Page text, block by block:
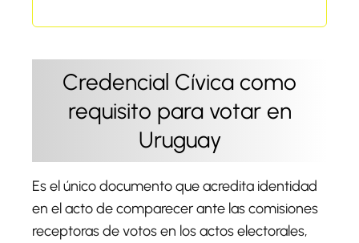
Credencial Cívica como
requisito para votar en
Uruguay
Es el único documento que acredita identidad
en el acto de comparecer ante las comisiones
receptoras de votos en los actos electorales,